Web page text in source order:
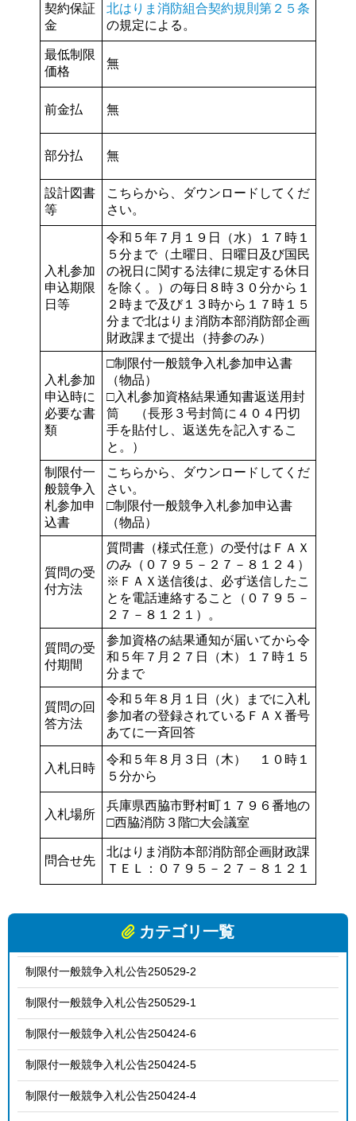
契約保証
金
北はりま消防組合契約規則第２５条
の規定による。
最低制限
価格
無
前金払 無
部分払 無
設計図書
等
こちらから、ダウンロードしてくだ
さい。
入札参加
申込期限
日等
令和５年７月１９日（水）１７時１
５分まで（土曜日、日曜日及び国民
の祝日に関する法律に規定する休日
を除く。）の毎日８時３０分から１
２時まで及び１３時から１７時１５
分まで北はりま消防本部消防部企画
財政課まで提出（持参のみ）
入札参加
申込時に
必要な書
類
□制限付一般競争入札参加申込書
（物品）
□入札参加資格結果通知書返送用封
筒 （長形３号封筒に４０４円切
手を貼付し、返送先を記入するこ
と。）
制限付一
般競争入
札参加申
込書
こちらから、ダウンロードしてくだ
さい。
□制限付一般競争入札参加申込書
（物品）
質問の受
付方法
質問書（様式任意）の受付はＦＡＸ
のみ（０７９５－２７－８１２４）
※ＦＡＸ送信後は、必ず送信したこ
とを電話連絡すること（０７９５－
２７－８１２１）。
質問の受
付期間
参加資格の結果通知が届いてから令
和５年７月２７日（木）１７時１５
分まで
質問の回
答方法
令和５年８月１日（火）までに入札
参加者の登録されているＦＡＸ番号
あてに一斉回答
入札日時
令和５年８月３日（木） １０時１
５分から
入札場所
兵庫県西脇市野村町１７９６番地の
□西脇消防３階□大会議室
問合せ先
北はりま消防本部消防部企画財政課
ＴＥＬ：０７９５－２７－８１２１
カテゴリ一覧
制限付一般競争入札公告250529-2
制限付一般競争入札公告250529-1
制限付一般競争入札公告250424-6
制限付一般競争入札公告250424-5
制限付一般競争入札公告250424-4